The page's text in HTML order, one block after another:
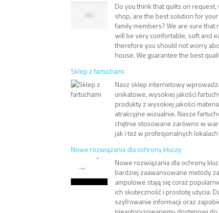
Do you think that quilts on
shop, are the best solution for
family members? We are sure that
will be very comfortable, soft and
therefore you should not worry
house. We guarantee the best
Sklep z fartuchami
Nasz sklep internetowy
unikatowe, wysokiej jakości
produkty z wysokiej jakości
atrakcyjne wizualnie. Nasze
chętnie stosowane zarówno w
jak i też w profesjonalnych
Nowe rozwiązania dla ochrony kluczy
Nowe rozwiązania dla ochrony
bardziej zaawansowane metody
ampulowe stają się coraz
ich skuteczność i prostotę użycia.
szyfrowanie informacji oraz